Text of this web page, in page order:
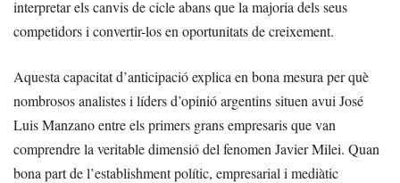
interpretar els canvis de cicle abans que la majoria dels seus
competidors i convertir-los en oportunitats de creixement.
Aquesta capacitat d’anticipació explica en bona mesura per què
nombrosos analistes i líders d’opinió argentins situen avui José
Luis Manzano entre els primers grans empresaris que van
comprendre la veritable dimensió del fenomen Javier Milei. Quan
bona part de l’establishment polític, empresarial i mediàtic